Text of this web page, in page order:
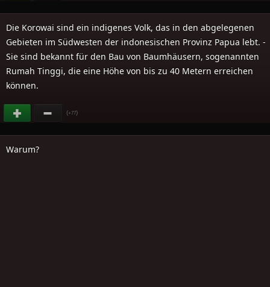
Die Korowai sind ein indigenes Volk, das in den abgelegenen
Gebieten im Südwesten der indonesischen Provinz Papua lebt. -
Sie sind bekannt für den Bau von Baumhäusern, sogenannten
Rumah Tinggi, die eine Höhe von bis zu 40 Metern erreichen
können.
(+77)
Warum?